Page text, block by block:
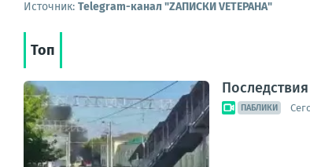
Источник: Telegram-канал "ZАПИСКИ VЕТЕРАНА"
Топ
ПАБЛИКИ